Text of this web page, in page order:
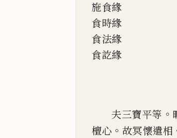
施食緣
食時緣
食法緣
食訖緣
夫三寶平等 。
檀心 。 故冥懷遣相